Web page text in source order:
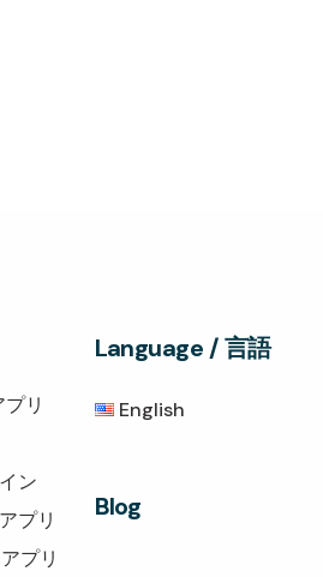
リ
ン
プリ
プリ
Language / 言語
English
Blog